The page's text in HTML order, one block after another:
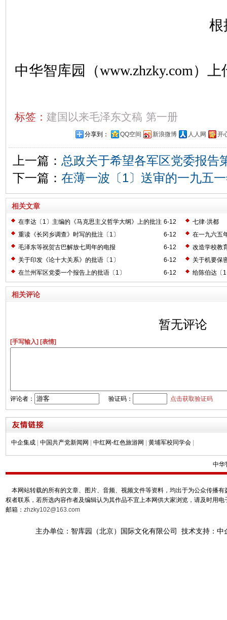
根
中华智库园（www.zhzky.com）上
标签： 建国以来毛泽东文稿 第一册
分享到： QQ空间 新浪微博 人人网 开
上一篇： 总政关于希望各军区党委报告
下一篇： 在薄一波〔1〕送审的一九五
相关文章
6-12
在李达〔1〕主编的《马克思主义哲学大纲》上的批注
〔2〕
七律·洪都
6-12
重读《长冈乡调查》时写的批注〔1〕
在一九六五
6-12
毛泽东等祝贺古巴解放七周年的电报
改造学校教
6-12
关于印发《论十大关系》的批语〔1〕
关于机要保
6-12
在兰州军区党委一个报告上的批语〔1〕 给陈伯达〔
相关评论
暂无评论
[手写输入] [表情]
评论者： 验证码： 点击获取验证码
中企集成 中国共产党新闻网 中红网-红色旅游网 黄埔军校同学会
中华
本网站转载的所有的文章、图片、音频、视频文件等资料，均出于为公众传播
权者联系，若所选内容作者及编辑认为其作品不宜上本网供大家浏览，请及时用
邮箱： zhzky102@163.com
主办单位：智库园（北京）国际文化有限公司 技术支持：